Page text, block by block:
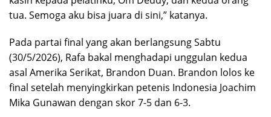
tua. Semoga aku bisa juara di sini,” katanya.
Pada partai final yang akan berlangsung Sabtu
(30/5/2026), Rafa bakal menghadapi unggulan kedua
asal Amerika Serikat, Brandon Duan. Brandon lolos ke
final setelah menyingkirkan petenis Indonesia Joachim
Mika Gunawan dengan skor 7-5 dan 6-3.